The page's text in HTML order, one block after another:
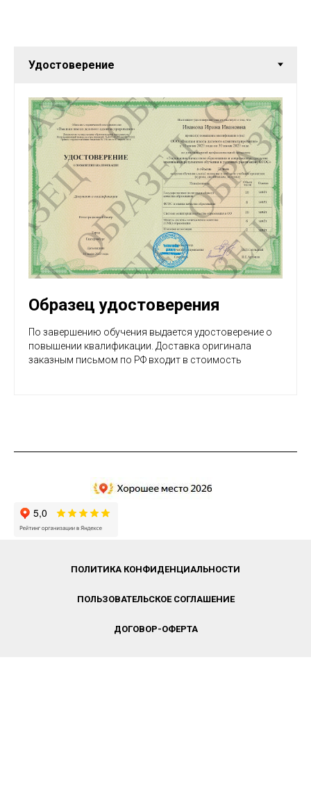
Образец удостоверения
По завершению обучения выдается удостоверение о
повышении квалификации. Доставка оригинала
заказным письмом по РФ входит в стоимость
ПОЛИТИКА КОНФИДЕНЦИАЛЬНОСТИ
ПОЛЬЗОВАТЕЛЬСКОЕ СОГЛАШЕНИЕ
ДОГОВОР-ОФЕРТА